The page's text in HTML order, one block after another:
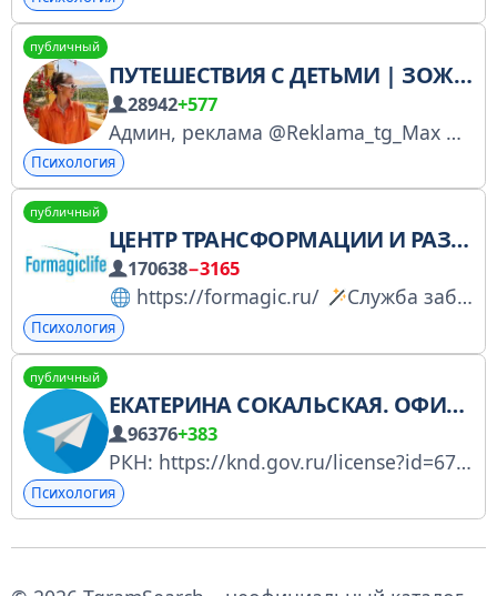
публичный
ПУТЕШЕСТВИЯ С ДЕТЬМИ | ЗОЖ | СПОРТ
28942+577
Админ, реклама @Reklama_tg_Max По Perfluence https://clck.ru/3Q8dqx Ркн https://clck.ru/3MPG3J Мама, которая успевает и путешествовать, и тренироваться Дети, дороги, спорт и забота о себе Мотивирую на активную жизнь без хаоса
Психология
публичный
ЦЕНТР ТРАНСФОРМАЦИИ И РАЗВИТИЯ ЛИЧНОСТИ АНАСТАСИИ АНИСИМОВОЙ
170638−3165
https://formagic.ru/ Служба заботы: https://wa.clck.bar/79256193146 Регистрация в перечне РКН: https://knd.gov.ru/license?id=676938b340af125d6a6b244a&registryType=bloggersPermission
Психология
публичный
ЕКАТЕРИНА СОКАЛЬСКАЯ. ОФИЦИАЛЬНЫЙ КАНАЛ
96376+383
РКН: https://knd.gov.ru/license?id=6785d23b8f8bd4206f719800&registryType=bloggersPermission
Психология